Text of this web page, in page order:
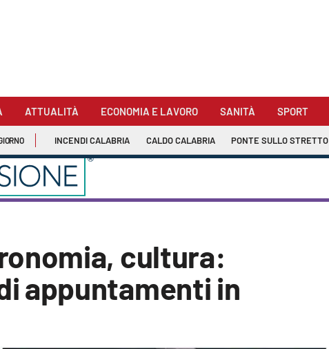
ATTUALITÀ ECONOMIA E LAVORO SANITÀ SPORT
INCENDI CALABRIA CALDO CALABRIA PONTE SULLO STRETTO
cultura:
appuntamenti in